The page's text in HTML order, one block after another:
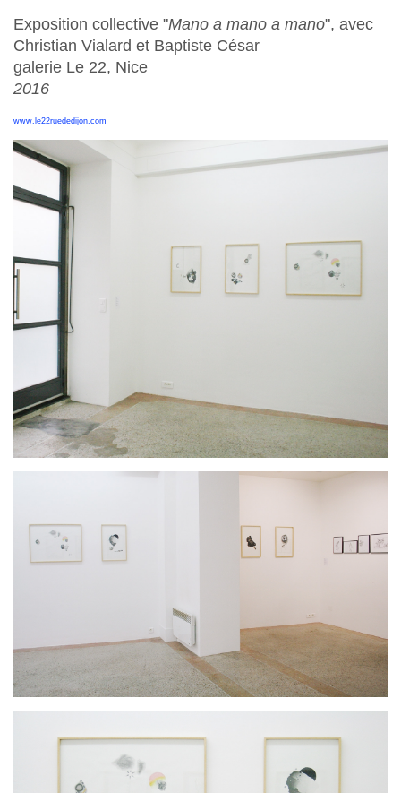
Exposition collective "Mano a mano a mano", avec
Christian Vialard et Baptiste César
galerie Le 22, Nice
2016
www.le22ruededijon.com